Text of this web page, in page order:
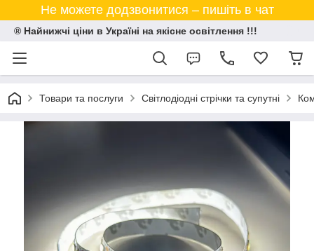
Не можете додзвонитися – пишіть в чат
® Найнижчі ціни в Україні на якісне освітлення !!!
Товари та послуги Світлодіодні стрічки та супутні